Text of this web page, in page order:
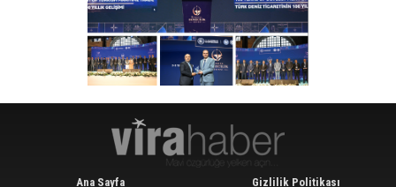
Ana Sayfa
Gizlilik Politikası